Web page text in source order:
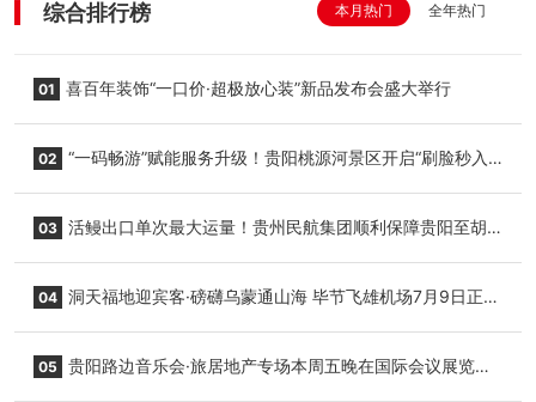
综合排行榜 本月热门 全年热门
01 喜百年装饰“一口价·超极放心装”新品发布会盛大举行
02 “一码畅游”赋能服务升级！贵阳桃源河景区开启“刷脸秒入
03 活鳗出口单次最大运量！贵州民航集团顺利保障贵阳至胡
04 洞天福地迎宾客·磅礴乌蒙通山海 毕节飞雄机场7月9日正式
05 贵阳路边音乐会·旅居地产专场本周五晚在国际会议展览中